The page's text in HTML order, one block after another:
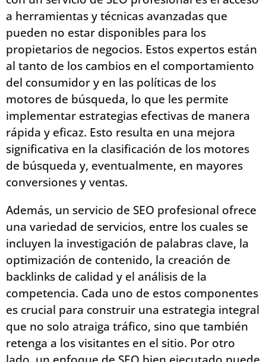
a herramientas y técnicas avanzadas que
pueden no estar disponibles para los
propietarios de negocios. Estos expertos están
al tanto de los cambios en el comportamiento
del consumidor y en las políticas de los
motores de búsqueda, lo que les permite
implementar estrategias efectivas de manera
rápida y eficaz. Esto resulta en una mejora
significativa en la clasificación de los motores
de búsqueda y, eventualmente, en mayores
conversiones y ventas.
Además, un servicio de SEO profesional ofrece
una variedad de servicios, entre los cuales se
incluyen la investigación de palabras clave, la
optimización de contenido, la creación de
backlinks de calidad y el análisis de la
competencia. Cada uno de estos componentes
es crucial para construir una estrategia integral
que no solo atraiga tráfico, sino que también
retenga a los visitantes en el sitio. Por otro